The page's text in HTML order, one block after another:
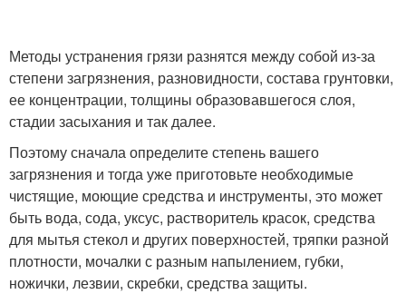
Методы устранения грязи разнятся между собой из-за
степени загрязнения, разновидности, состава грунтовки,
ее концентрации, толщины образовавшегося слоя,
стадии засыхания и так далее.
Поэтому сначала определите степень вашего
загрязнения и тогда уже приготовьте необходимые
чистящие, моющие средства и инструменты, это может
быть вода, сода, уксус, растворитель красок, средства
для мытья стекол и других поверхностей, тряпки разной
плотности, мочалки с разным напылением, губки,
ножички, лезвии, скребки, средства защиты.